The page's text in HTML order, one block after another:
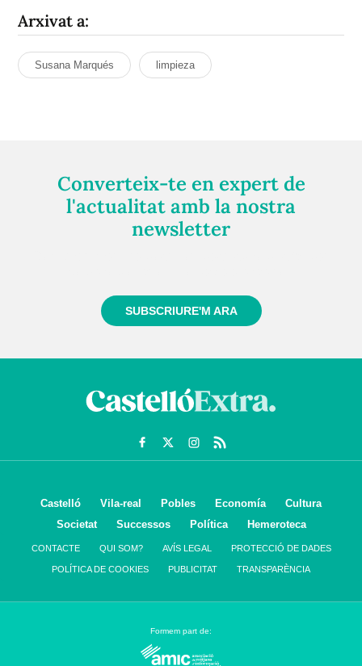
Arxivat a:
Susana Marqués limpieza
Converteix-te en expert de
l'actualitat amb la nostra
newsletter
SUBSCRIURE'M ARA
Castelló Vila-real Pobles Economía
Cultura
Societat
Successos Política Hemeroteca
CONTACTE QUI SOM? AVÍS LEGAL PROTECCIÓ DE DADES
POLÍTICA DE COOKIES PUBLICITAT TRANSPARÈNCIA
Formem part de: